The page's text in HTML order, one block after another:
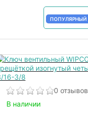
В корзину
ПОПУЛЯРНЫЙ
0 отзывов
В наличии